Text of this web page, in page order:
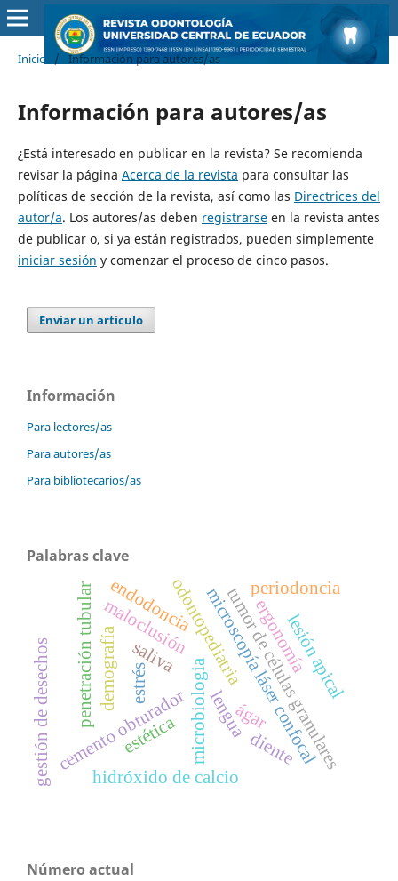
Inicio / Información para autores/as
Información para autores/as
¿Está interesado en publicar en la revista? Se recomienda
revisar la página Acerca de la revista para consultar las
políticas de sección de la revista, así como las Directrices del
autor/a. Los autores/as deben registrarseen la revista antes
de publicar o, si ya están registrados, pueden simplemente
iniciar sesión y comenzar el proceso de cinco pasos.
Enviar un artículo
Información
Para lectores/as
Para autores/as
Para bibliotecarios/as
Palabras clave
microbiologia
saliva
ágar
odontopediatria
hidróxido de calcio
cemento obturador
penetración tubular microscopía láser confocal
maloclusión tumor de células granulares
lengua
estrés
demografía
gestión de desechos
periodoncia
estética
ergonomíalesión apical
diente
endodoncia
Número actual